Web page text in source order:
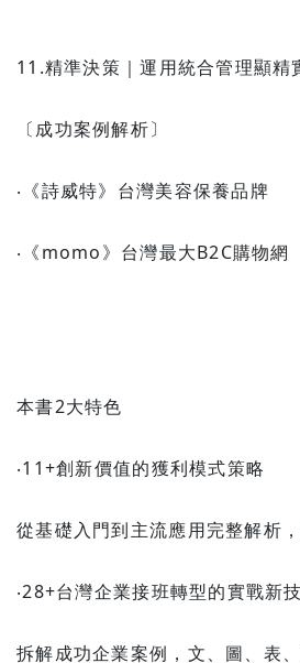
11.精準決策｜運用統合管理顯精
〔成功案例解析〕
‧《詩威特》台灣美容保養品牌
‧《momo》台灣最大B2C購物網
本書2大特色
‧11+創新價值的獲利模式策略
從基礎入門到主流應用完整解析
‧28+台灣企業接班轉型的實戰新
拆解成功企業案例，文、圖、表